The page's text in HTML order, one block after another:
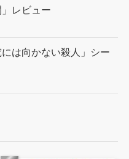
レビュー
は向かない殺人」シー